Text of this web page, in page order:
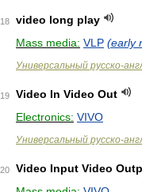
18
video long play
Mass media: VLP (early
Универсальный русско-
19
Video In Video Out
Electronics: VIVO
Универсальный русско-
20
Video Input Video